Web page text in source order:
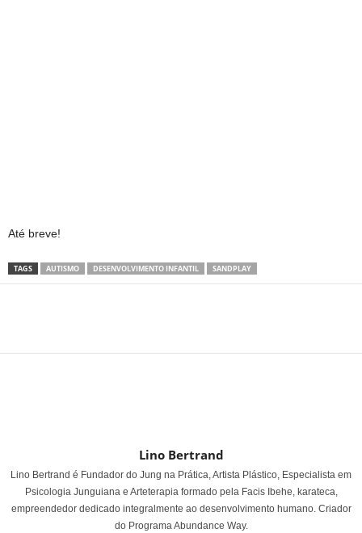
Até breve!
TAGS AUTISMO DESENVOLVIMENTO INFANTIL SANDPLAY
Lino Bertrand
Lino Bertrand é Fundador do Jung na Prática, Artista Plástico, Especialista em
Psicologia Junguiana e Arteterapia formado pela Facis Ibehe, karateca,
empreendedor dedicado integralmente ao desenvolvimento humano. Criador
do Programa Abundance Way.